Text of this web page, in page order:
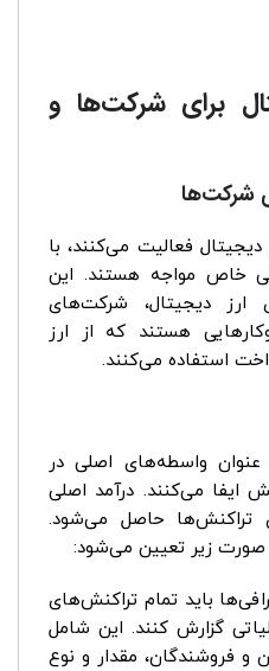
برای شرکت‌ها و
شرکت‌ها
فعالیت می‌کنند، با
خاص مواجه هستند. این
دیجیتال، شرکت‌های
هستند که از ارز
استفاده می‌کنند.
عنوان واسطه‌های اصلی در
ایفا می‌کنند. درآمد اصلی
تراکنش‌ها حاصل می‌شود.
صورت زیر تعیین می‌شود:
باید تمام تراکنش‌های
گزارش کنند. این شامل
و فروشندگان، مقدار و نوع